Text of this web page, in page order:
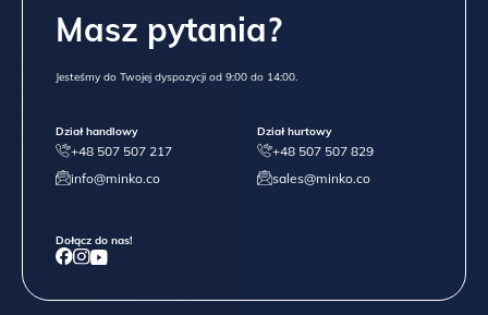
Masz pytania?
Jesteśmy do Twojej dyspozycji od 9:00 do 14:00.
Dział handlowy
+48 507 507 217
info@minko.co
Dział hurtowy
+48 507 507 829
sales@minko.co
Dołącz do nas!